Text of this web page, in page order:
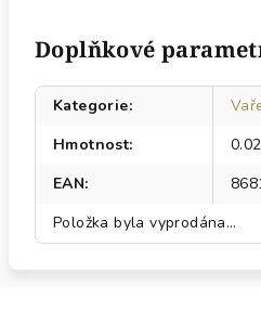
Doplňkové
Kategorie:
Hmotnost:
EAN:
Položka byla vyprodána…